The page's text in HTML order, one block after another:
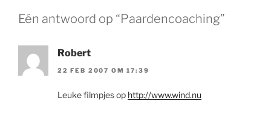
Eén antwoord op “Paardencoaching”
Robert
22 FEB 2007 OM 17:39
Leuke filmpjes op http://www.wind.nu